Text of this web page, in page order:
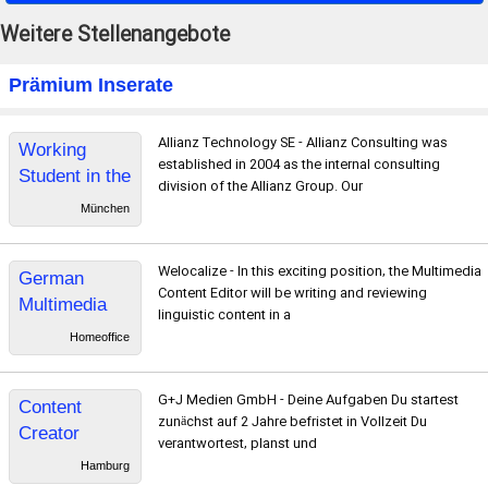
Weitere Stellenangebote
Prämium Inserate
Working
Student in the
Distribution &
Consulting
within Allianz
Consulting
München
Allianz Technology SE - Allianz Consulting was
established in 2004 as the internal consulting
division of the Allianz Group. Our
German
Multimedia
Content
Editor
Europe)
Homeoffice
Welocalize - In this exciting position, the Multimedia
Content Editor will be writing and reviewing
linguistic content in a
Content
Creator
Living &
Interieur
Hamburg
G+J Medien GmbH - Deine Aufgaben Du startest
zunächst auf 2 Jahre befristet in Vollzeit Du
verantwortest, planst und